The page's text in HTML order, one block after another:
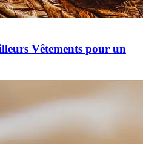
Vêtements pour un